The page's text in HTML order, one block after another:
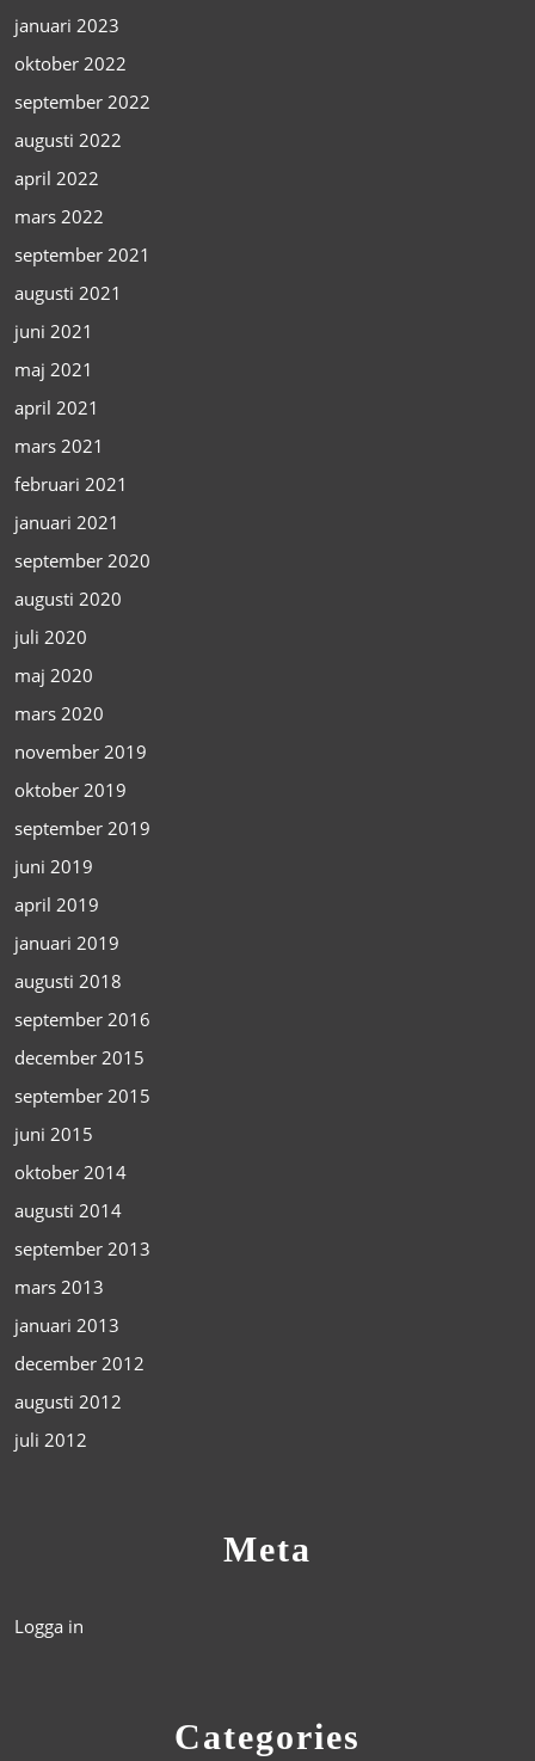
januari 2023
oktober 2022
september 2022
augusti 2022
april 2022
mars 2022
september 2021
augusti 2021
juni 2021
maj 2021
april 2021
mars 2021
februari 2021
januari 2021
september 2020
augusti 2020
juli 2020
maj 2020
mars 2020
november 2019
oktober 2019
september 2019
juni 2019
april 2019
januari 2019
augusti 2018
september 2016
december 2015
september 2015
juni 2015
oktober 2014
augusti 2014
september 2013
mars 2013
januari 2013
december 2012
augusti 2012
juli 2012
Meta
Logga in
Categories